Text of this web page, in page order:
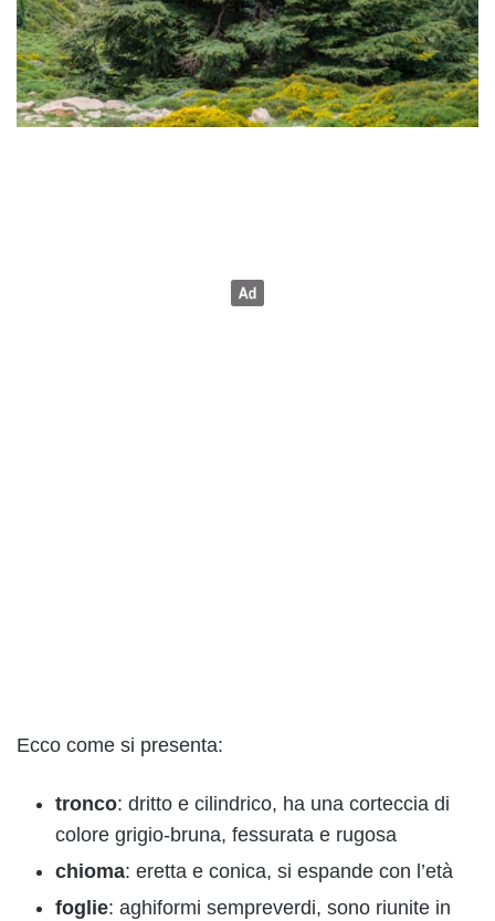
Ecco come si presenta:
tronco: dritto e cilindrico, ha una corteccia di
colore grigio-bruna, fessurata e rugosa
chioma: eretta e conica, si espande con l’età
foglie: aghiformi sempreverdi, sono riunite in